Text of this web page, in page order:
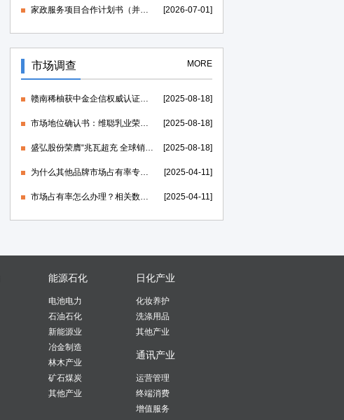
[2026-07-01]
市场调查 MORE
[2025-08-18]
[2025-08-18]
[2025-08-18]
[2025-04-11]
[2025-04-11]
能源石化
电池电力
石油石化
新能源业
冶金制造
林木产业
矿石煤炭
其他产业
日化产业
化妆养护
洗涤用品
其他产业
通讯产业
运营管理
终端消费
增值服务